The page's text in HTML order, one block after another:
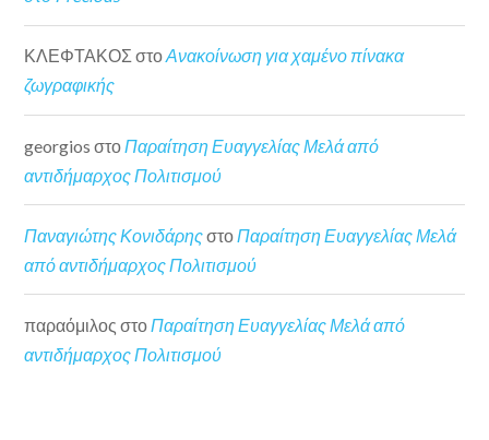
ΚΛΕΦΤΑΚΟΣ στοΑνακοίνωση για χαμένο πίνακα
ζωγραφικής
georgios στο Παραίτηση Ευαγγελίας Μελά από
αντιδήμαρχος Πολιτισμού
Παναγιώτης Κονιδάρηςστο Παραίτηση Ευαγγελίας Μελά
από αντιδήμαρχος Πολιτισμού
παραόμιλος στοΠαραίτηση Ευαγγελίας Μελά από
αντιδήμαρχος Πολιτισμού